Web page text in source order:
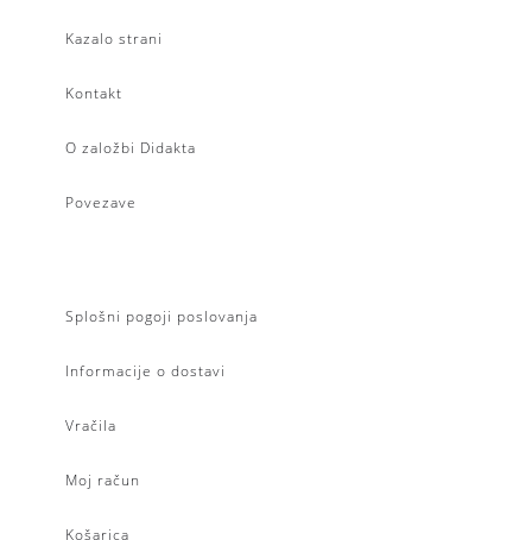
Kazalo strani
Kontakt
O založbi Didakta
Povezave
Splošni pogoji poslovanja
Informacije o dostavi
Vračila
Moj račun
Košarica